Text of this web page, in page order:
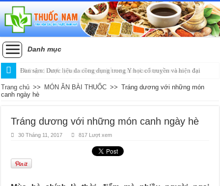
Danh mục
Đan sâm: Dược liệu đa công dụng trong Y học cổ truyền và hiện đại
Trang chủ >> MÓN ĂN BÀI THUỐC >> Tráng dương với những món
canh ngày hè
Tráng dương với những món canh ngày hè
30 Tháng 11, 2017 817 Lượt xem